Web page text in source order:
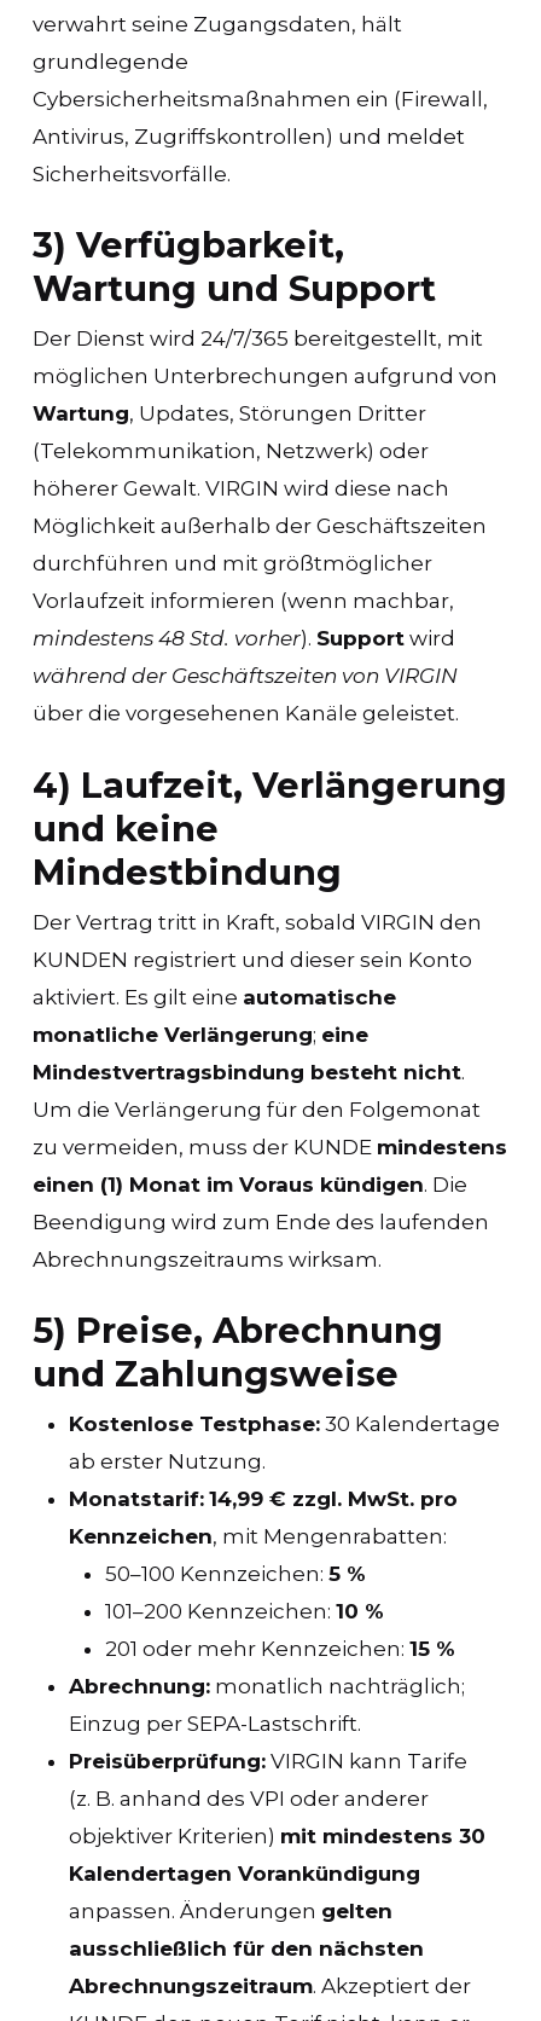
verwahrt seine Zugangsdaten, hält
grundlegende
Cybersicherheitsmaßnahmen ein (Firewall,
Antivirus, Zugriffskontrollen) und meldet
Sicherheitsvorfälle.
3) Verfügbarkeit,
Wartung und Support
Der Dienst wird 24/7/365 bereitgestellt, mit
möglichen Unterbrechungen aufgrund von
Wartung, Updates, Störungen Dritter
(Telekommunikation, Netzwerk) oder
höherer Gewalt. VIRGIN wird diese nach
Möglichkeit außerhalb der Geschäftszeiten
durchführen und mit größtmöglicher
Vorlaufzeit informieren (wenn machbar,
mindestens 48 Std. vorher). Supportwird
während der Geschäftszeiten von VIRGIN
über die vorgesehenen Kanäle geleistet.
4) Laufzeit, Verlängerung
und keine
Mindestbindung
Der Vertrag tritt in Kraft, sobald VIRGIN den
KUNDEN registriert und dieser sein Konto
aktiviert. Es gilt eine automatische
monatliche Verlängerung; eine
Mindestvertragsbindung besteht nicht.
Um die Verlängerung für den Folgemonat
zu vermeiden, muss der KUNDE mindestens
einen (1) Monat im Voraus kündigen. Die
Beendigung wird zum Ende des laufenden
Abrechnungszeitraums wirksam.
5) Preise, Abrechnung
und Zahlungsweise
Kostenlose Testphase:30 Kalendertage
ab erster Nutzung.
Monatstarif: 14,99 € zzgl. MwSt. pro
Kennzeichen, mit Mengenrabatten:
50–100 Kennzeichen: 5 %
101–200 Kennzeichen: 10 %
201 oder mehr Kennzeichen: 15 %
Abrechnung:monatlich nachträglich;
Einzug per SEPA-Lastschrift.
Preisüberprüfung:VIRGIN kann Tarife
(z. B. anhand des VPI oder anderer
objektiver Kriterien) mit mindestens 30
Kalendertagen Vorankündigung
anpassen. Änderungen gelten
ausschließlich für den nächsten
Abrechnungszeitraum. Akzeptiert der